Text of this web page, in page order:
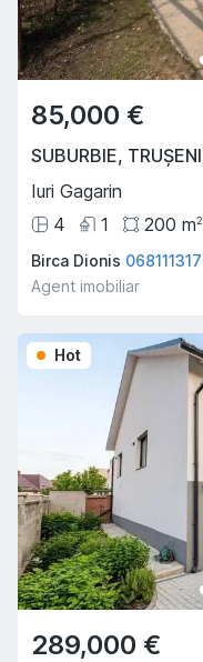
85,000 €
SUBURBIE, TRUȘENI
Iuri Gagarin
4
1 200 m2
Birca Dionis 068111317
Agent imobiliar
Hot
289,000 €